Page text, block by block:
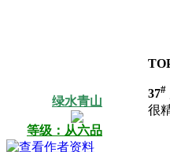
绿水青山
等级：从六品
37#
很